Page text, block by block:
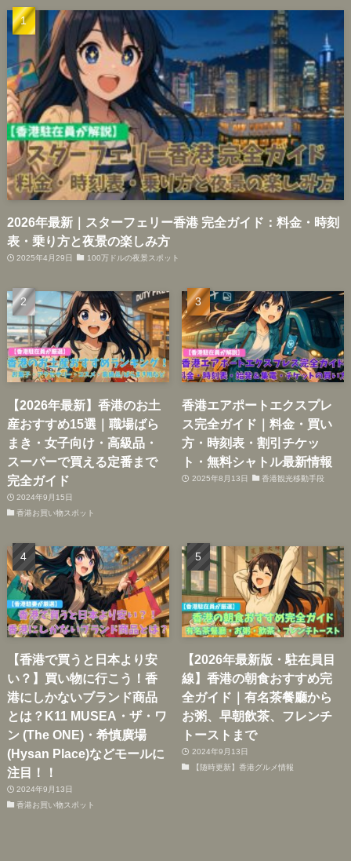
2026年最新｜スターフェリー香港 完全ガイド：料金・時刻
表・乗り方と夜景の楽しみ方
2025年4月29日 100万ドルの夜景スポット
【2026年最新】香港のお土
産おすすめ15選｜職場ばら
まき・女子向け・高級品・
スーパーで買える定番まで
完全ガイド
2024年9月15日
香港お買い物スポット
香港エアポートエクスプレ
ス完全ガイド｜料金・買い
方・時刻表・割引チケッ
ト・無料シャトル最新情報
2025年8月13日 香港観光移動手段
【香港で買うと日本より安
い？】買い物に行こう！香
港にしかないブランド商品
とは？K11 MUSEA・ザ・ワ
ン (The ONE)・希慎廣場
(Hysan Place)などモールに
注目！！
2024年9月13日
香港お買い物スポット
【2026年最新版・駐在員目
線】香港の朝食おすすめ完
全ガイド｜有名茶餐廳から
お粥、早朝飲茶、フレンチ
トーストまで
2024年9月13日
【随時更新】香港グルメ情報